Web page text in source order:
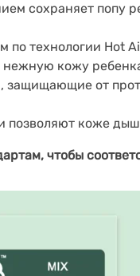
сохраняет попу
по технологии Hot
нежную кожу
защищающие от
позволяют коже
чтобы